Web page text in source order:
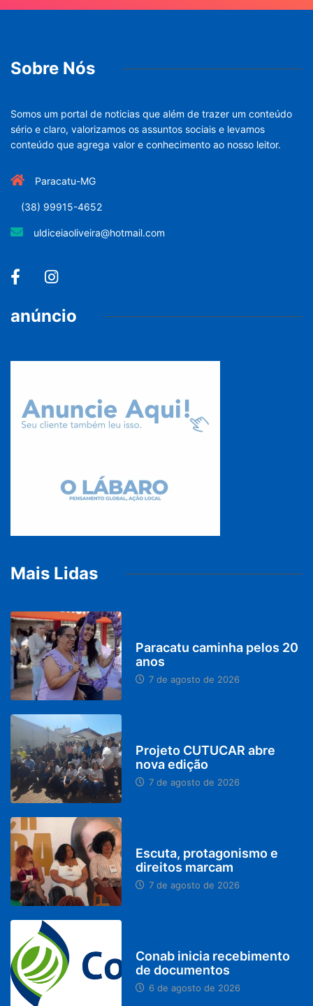
Sobre Nós
Somos um portal de noticias que além de trazer um conteúdo
sério e claro, valorizamos os assuntos sociais e levamos
conteúdo que agrega valor e conhecimento ao nosso leitor.
Paracatu-MG
(38) 99915-4652
uldiceiaoliveira@hotmail.com
anúncio
Mais Lidas
Paracatu caminha pelos 20
anos
7 de agosto de 2026
Projeto CUTUCAR abre
nova edição
7 de agosto de 2026
Escuta, protagonismo e
direitos marcam
7 de agosto de 2026
Conab inicia recebimento
de documentos
6 de agosto de 2026